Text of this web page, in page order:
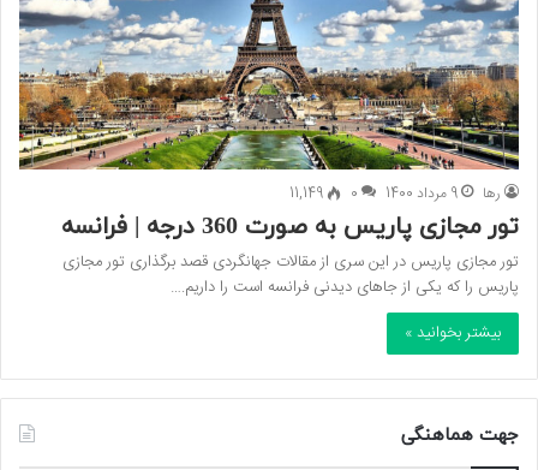
رها 9 مرداد 1400 0
11,149
تور مجازی پاریس به صورت 360 درجه | فرانسه
تور مجازی پاریس در این سری از مقالات جهانگردی قصد برگذاری تور مجازی
پاریس را که یکی از جاهای دیدنی فرانسه است را داریم.…
بیشتر بخوانید »
جهت هماهنگی